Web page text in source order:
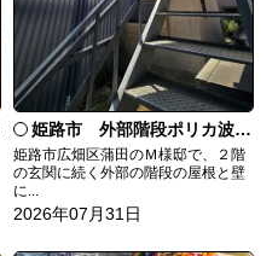
姫路市 外部階段ポリカ波板張替工事
姫路市広畑区蒲田のＭ様邸で、２階
の玄関に続く外部の階段の屋根と壁
に...
2026年07月31日